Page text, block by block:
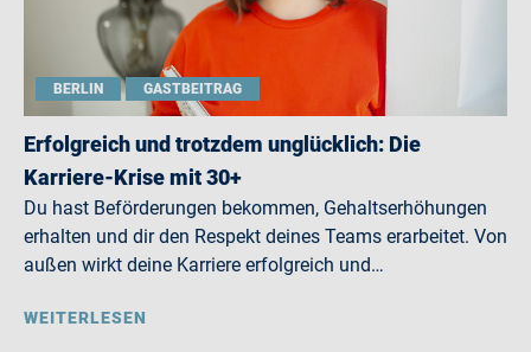
BERLIN GASTBEITRAG
Erfolgreich und trotzdem unglücklich: Die
Karriere-Krise mit 30+
Du hast Beförderungen bekommen, Gehaltserhöhungen
erhalten und dir den Respekt deines Teams erarbeitet. Von
außen wirkt deine Karriere erfolgreich und…
WEITERLESEN